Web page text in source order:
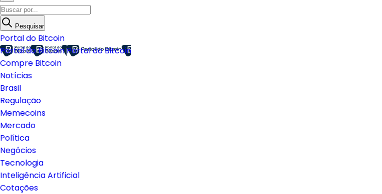
Pesquisar
Portal do Bitcoin
Portal do BitcoinPortal do Bitcoin
Compre Bitcoin
Notícias
Brasil
Regulação
Memecoins
Mercado
Política
Negócios
Tecnologia
Inteligência Artificial
Cotações